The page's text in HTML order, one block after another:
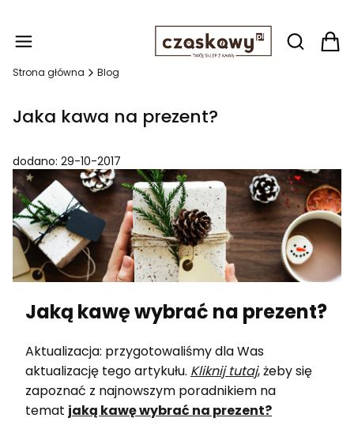
Otwórz
Strona główna Blog
Jaka kawa na prezent?
dodano: 29-10-2017
Jaką kawę wybrać na prezent?
Aktualizacja: przygotowaliśmy dla Was
aktualizację tego artykułu. Kliknij tutaj, żeby się
zapoznać z najnowszym poradnikiem na
temat jaką kawę wybrać na prezent?